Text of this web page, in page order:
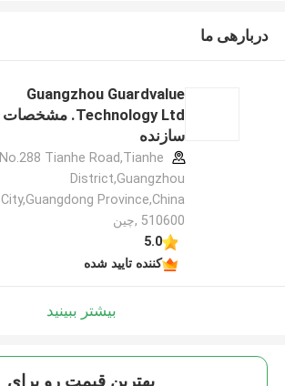
دربارهی ما
Guangzhou Guardvalue
Technology Ltd. مشخصات
سازنده
No.288 Tianhe Road,Tianhe
District,Guangzhou
City,Guangdong Province,China
510600 ,چین
5.0
کننده تایید شده
بیشتر ببینید
بهترين قيمت رو براي